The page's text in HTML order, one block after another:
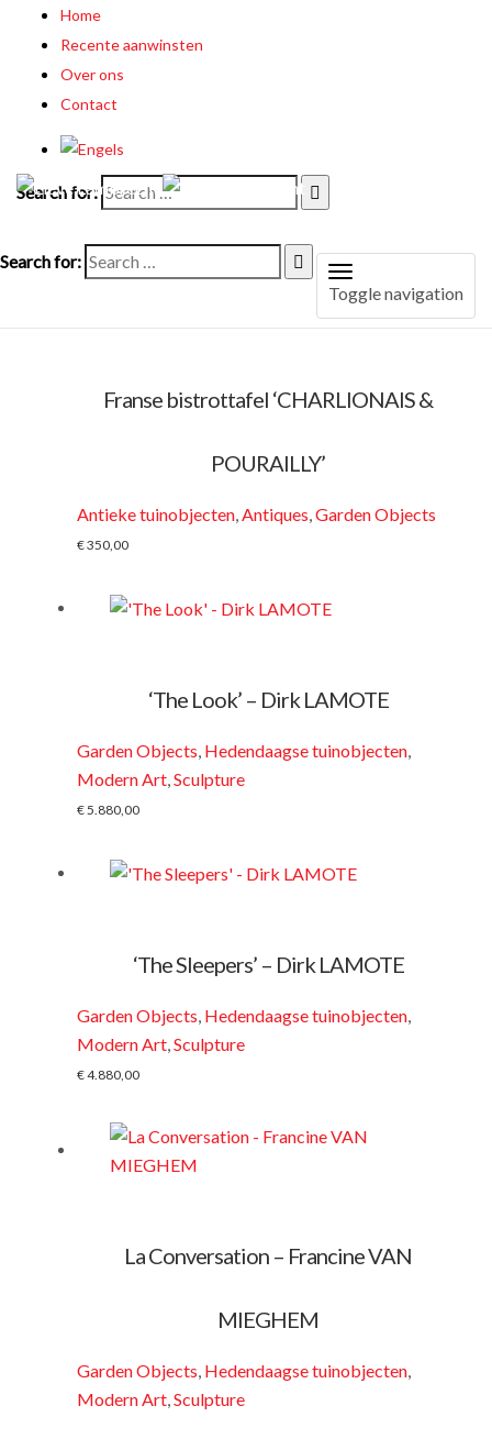
Home
Recente aanwinsten
Over ons
Contact
Search for:
Toggle navigation
Search for:
Resultaat 13–24 van de 30 resultaten wordt getoond
Franse bistrottafel ‘CHARLIONAIS &
POURAILLY’
Antieke tuinobjecten,Antiques,Garden Objects
€350,00
‘The Look’ – Dirk LAMOTE
Garden Objects, Hedendaagse tuinobjecten,
Modern Art,Sculpture
€5.880,00
‘The Sleepers’ – Dirk LAMOTE
Garden Objects, Hedendaagse tuinobjecten,
Modern Art,Sculpture
€4.880,00
La Conversation – Francine VAN
MIEGHEM
Garden Objects, Hedendaagse tuinobjecten,
Modern Art,Sculpture